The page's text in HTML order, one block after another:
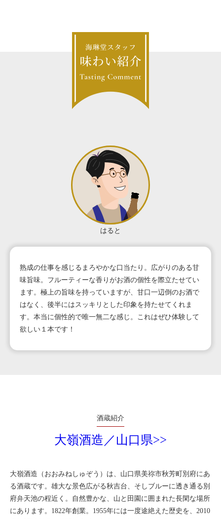
はると
熟成の仕事を感じるまろやかな口当たり。広がりのある甘
味旨味。フルーティーな香りがお酒の個性を際立たせてい
ます。極上の旨味を持っていますが、甘口一辺倒のお酒で
はなく、後半にはスッキリとした印象を持たせてくれま
す。本当に個性的で唯一無二な感じ。これはぜひ体験して
欲しい１本です！
酒蔵紹介
大嶺酒造／山口県>>
大嶺酒造（おおみねしゅぞう）は、山口県美祢市秋芳町別府にあ
る酒蔵です。雄大な景色広がる秋吉台、そしブルーに透き通る別
府弁天池の程近く。自然豊かな、山と田園に囲まれた長閑な場所
にあります。1822年創業。1955年には一度途絶えた歴史を、2010